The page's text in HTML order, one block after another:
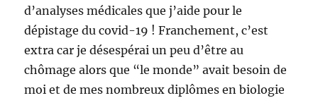
d’analyses médicales que j’aide pour le
dépistage du covid-19 ! Franchement, c’est
extra car je désespérai un peu d’être au
chômage alors que “le monde” avait besoin de
moi et de mes nombreux diplômes en biologie